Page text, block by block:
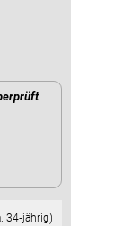
34‑jährig)